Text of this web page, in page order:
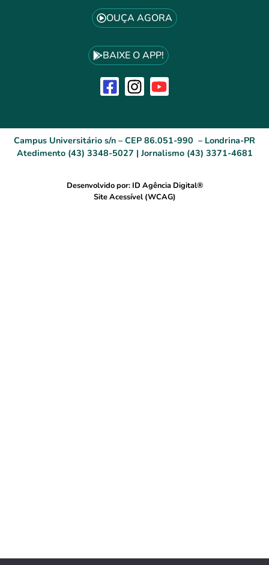
OUÇA AGORA
BAIXE O APP!
Campus Universitário s/n – CEP 86.051-990 – Londrina-PR
Atedimento (43) 3348-5027 | Jornalismo (43) 3371-4681
Desenvolvido por: ID Agência Digital®
Site Acessível (WCAG)